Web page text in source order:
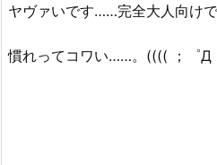
ヤヴァいです……完全大人向けで
慣れってコワい……。(((( ；゜Д